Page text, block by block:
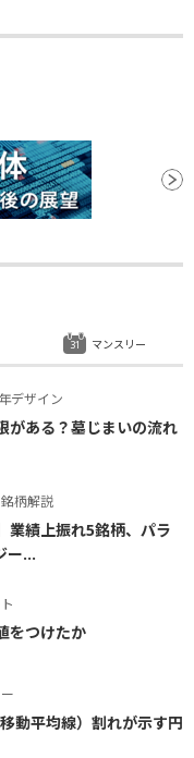
デザイン
がある？墓じまいの流れ
柄解説
業績上振れ5銘柄、パラ
ー...
をつけたか
動平均線）割れが示す円
マンスリー